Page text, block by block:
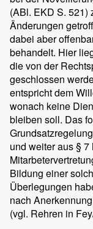
(ABl. EKD S. 521)
Änderungen
dabei aber
behandelt. Hier
die von der
geschlossen
entspricht dem
wonach keine
bleiben soll. Das
und weiter aus §
Bildung einer
Überlegungen
nach
(vgl. Rehren in